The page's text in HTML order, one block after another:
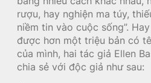
rượu, hay nghiện ma túy,
niềm tin vào cuộc sống”.
được hơn một triệu bản có
của mình, hai tác giả Ellen
chia sẻ với độc giả như sau: